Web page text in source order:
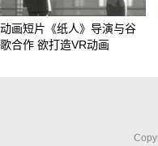
动画短片《纸人》导演与谷
歌合作 欲打造VR动画